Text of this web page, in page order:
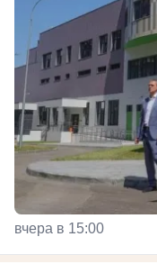
вчера в 15:00